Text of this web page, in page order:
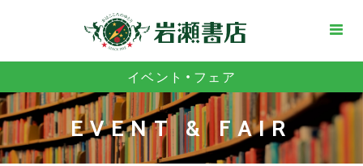
イベント・フェア
EVENT & FAIR